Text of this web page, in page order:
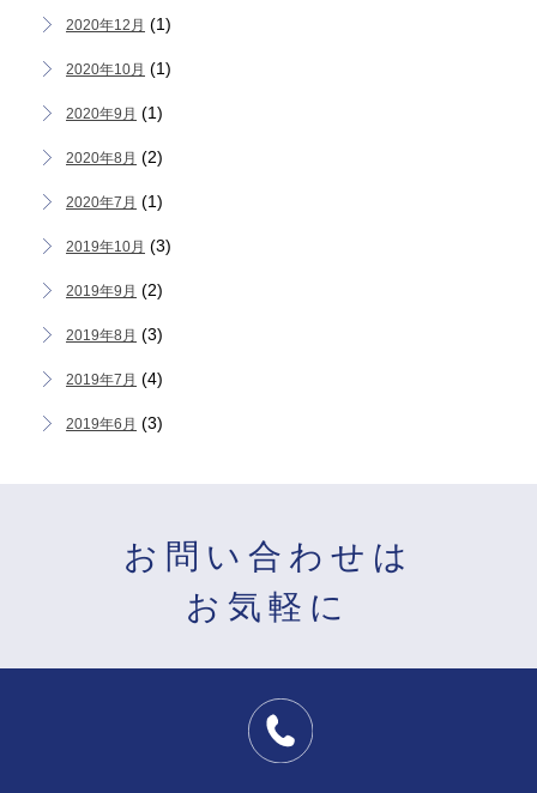
2020年12月 (1)
2020年10月 (1)
2020年9月 (1)
2020年8月 (2)
2020年7月 (1)
2019年10月 (3)
2019年9月 (2)
2019年8月 (3)
2019年7月 (4)
2019年6月 (3)
お問い合わせは
お気軽に